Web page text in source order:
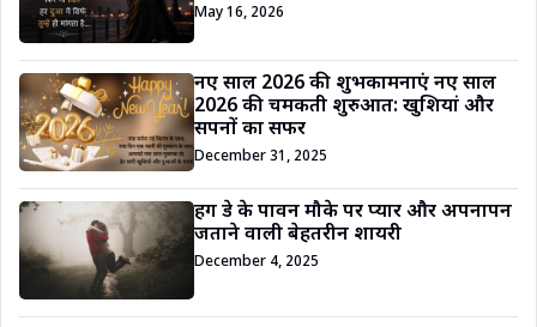
May 16, 2026
नए साल 2026 की शुभकामनाएं नए साल
2026 की चमकती शुरुआत: खुशियां और
सपनों का सफर
December 31, 2025
हग डे के पावन मौके पर प्यार और अपनापन
जताने वाली बेहतरीन शायरी
December 4, 2025